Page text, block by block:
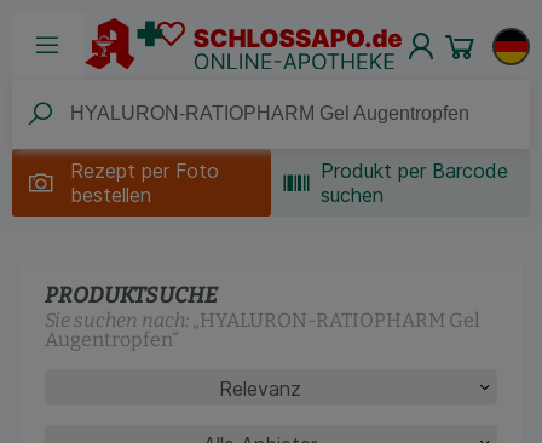
Rezept per Foto
bestellen
Produkt per Barcode
suchen
PRODUKTSUCHE
Sie suchen nach: „HYALURON-RATIOPHARM Gel
Augentropfen“